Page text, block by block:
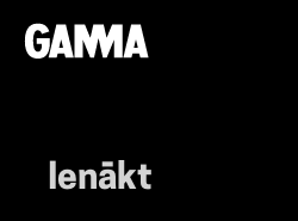
Ienākt